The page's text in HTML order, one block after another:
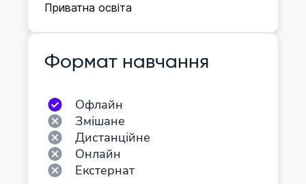
Приватна освіта
Формат навчання
Офлайн
Змішане
Дистанційне
Онлайн
Екстернат